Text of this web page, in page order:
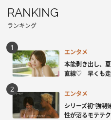
RANKING
ランキング
エンタメ
本能剥き出し、
直線♡ 早くも走
エンタメ
シリーズ初“強
性が沼るモテテ